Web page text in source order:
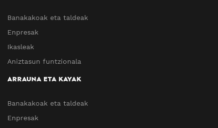
Banakakoak eta taldeak
Enpresak
Ikasleak
Aniztasun funtzionala
ARRAUNA ETA KAYAK
Banakakoak eta taldeak
Enpresak